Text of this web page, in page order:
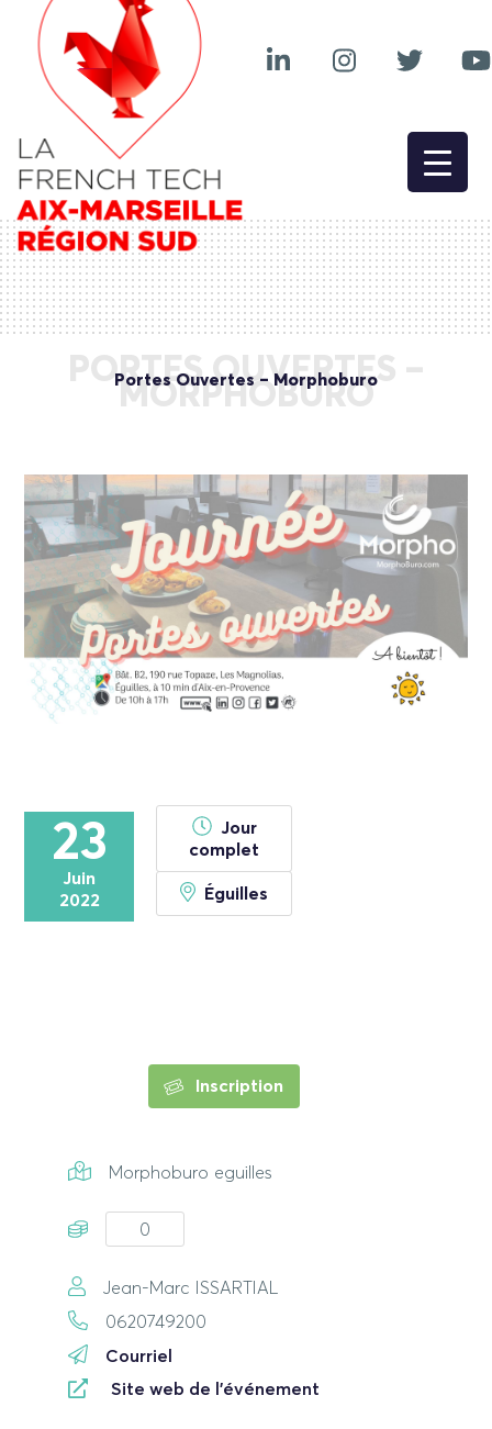
PORTES OUVERTES –
MORPHOBURO
Portes Ouvertes – Morphoburo
23
Juin
2022
Jour
complet
Éguilles
Inscription
Morphoburo eguilles
0
Jean-Marc ISSARTIAL
0620749200
Courriel
Site web de l'événement